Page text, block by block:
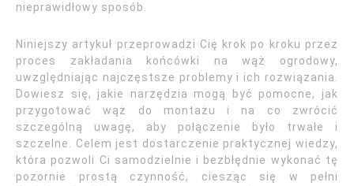
nieprawidłowy sposób.
Niniejszy artykuł przeprowadzi Cię krok po kroku przez
proces zakładania końcówki na wąż ogrodowy,
uwzględniając najczęstsze problemy i ich rozwiązania.
Dowiesz się, jakie narzędzia mogą być pomocne, jak
przygotować wąż do montażu i na co zwrócić
szczególną uwagę, aby połączenie było trwałe i
szczelne. Celem jest dostarczenie praktycznej wiedzy,
która pozwoli Ci samodzielnie i bezbłędnie wykonać tę
pozornie prostą czynność, ciesząc się w pełni